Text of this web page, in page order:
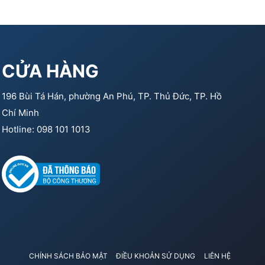
CỬA HÀNG
196 Bùi Tá Hán, phường An Phú, TP. Thủ Đức, TP. Hồ
Chí Minh
Hotline: 098 101 1013
CHÍNH SÁCH BẢO MẬT ĐIỀU KHOẢN SỬ DỤNG LIÊN HỆ